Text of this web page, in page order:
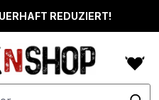
REDUZIERT!